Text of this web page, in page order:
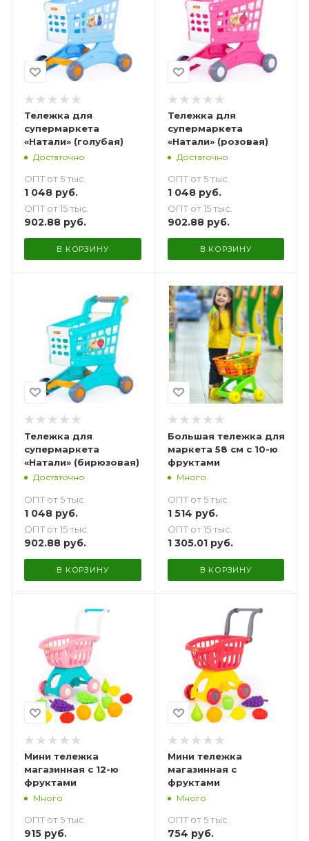
Тележка для
супермаркета
«Натали» (голубая)
Достаточно
ОПТ от 5 тыс.
1 048 руб.
ОПТ от 15 тыс.
902.88 руб.
В КОРЗИНУ
Тележка для
супермаркета
«Натали» (розовая)
Достаточно
ОПТ от 5 тыс.
1 048руб.
ОПТ от 15 тыс.
902.88руб.
В КОРЗИНУ
Тележка для
супермаркета
«Натали» (бирюзовая)
Достаточно
ОПТ от 5 тыс.
1 048 руб.
ОПТ от 15 тыс.
902.88 руб.
В КОРЗИНУ
Большая тележка для
маркета 58 см с 10-ю
фруктами
Много
ОПТ от 5 тыс.
1 514 руб.
ОПТ от 15 тыс.
1 305.01руб.
В КОРЗИНУ
Мини тележка
магазинная с 12-ю
фруктами
Много
ОПТ от 5 тыс.
915 руб.
Мини тележка
магазинная с
фруктами
Много
ОПТ от 5 тыс.
754 руб.